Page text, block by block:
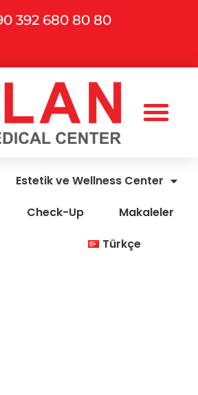
392 680 80 80
Estetik ve Wellness Center
Check-Up
Makaleler
Türkçe